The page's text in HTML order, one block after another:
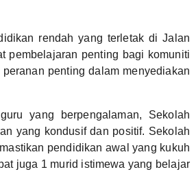
rendah yang terletak di Jalan
pembelajaran penting bagi komuniti
penting dalam menyediakan
yang berpengalaman, Sekolah
yang kondusif dan positif. Sekolah
pendidikan awal yang kukuh
juga 1 murid istimewa yang belajar